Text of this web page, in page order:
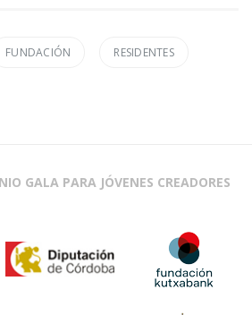
FUNDACIÓN RESIDENTES
GALA PARA JÓVENES CREADORES